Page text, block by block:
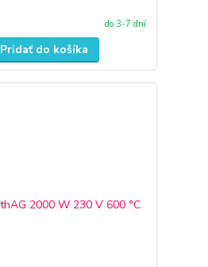
do 3-7 dní
Pridať do košíka